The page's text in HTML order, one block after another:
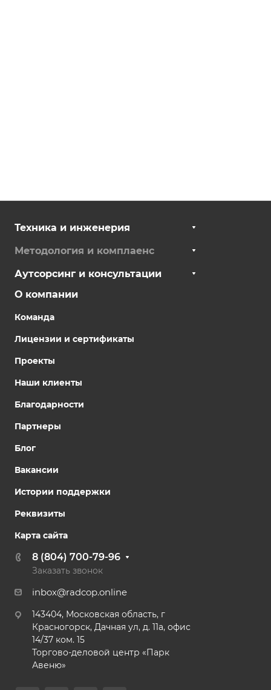
Техника и инженерия
Методология и комплаенс
Аутсорсинг и консультации
О компании
Команда
Лицензии и сертификаты
Проекты
Наши клиенты
Благодарности
Партнеры
Блог
Вакансии
Истории поддержки
Реквизиты
Карта сайта
8 (804) 700-79-96
Заказать звонок
inbox@radcop.online
143404, Московская область, г
Красногорск, Дачная ул, д. 11а, офис
14/37 ком. 15​
Торгово-деловой центр «Парк
Авеню»